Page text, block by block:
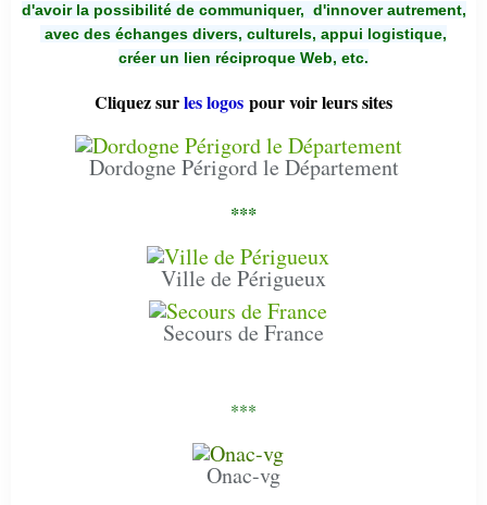
d'avoir la possibilité de communiquer, d'innover autrement,
avec des échanges divers, culturels, appui logistique,
créer un lien réciproque Web, etc.
Cliquez surles logos pour voir leurs sites
Dordogne Périgord le Département
***
Ville de Périgueux
Secours de France
***
Onac-vg